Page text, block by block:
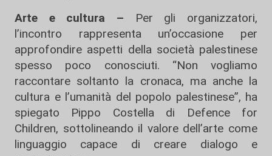
Arte e cultura –
Per gli organizzatori,
l’incontro rappresenta un’occasione per
approfondire aspetti della società palestinese
spesso poco conosciuti. “Non vogliamo
raccontare soltanto la cronaca, ma anche la
cultura e l’umanità del popolo palestinese”, ha
spiegato Pippo Costella di Defence for
Children, sottolineando il valore dell’arte come
linguaggio capace di creare dialogo e